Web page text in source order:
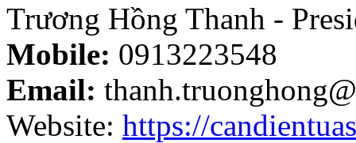
Trương Hồng Thanh -
Mobile: 0913223548
Email:
Website: https://